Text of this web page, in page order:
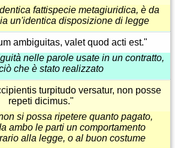
fattispecie metagiuridica, è da
un'identica disposizione di legge
ambiguitas, valet quod acti est."
nelle parole usate in un contratto,
che è stato realizzato
turpitudo versatur, non posse
repeti dicimus."
si possa ripetere quanto pagato,
ambo le parti un comportamento
alla legge, o al buon costume